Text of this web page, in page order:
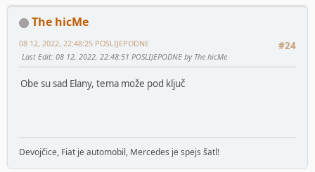
The hicMe
#24
08 12, 2022, 22:48:25 POSLIJEPODNE
Last Edit: 08 12, 2022, 22:48:51 POSLIJEPODNE by The hicMe
Obe su sad Elany, tema može pod ključ
Devojčice, Fiat je automobil, Mercedes je spejs šatl!